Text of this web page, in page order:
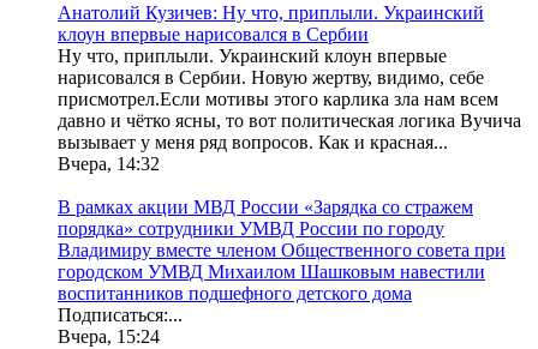
Анатолий Кузичев: Ну что, приплыли. Украинский
клоун впервые нарисовался в Сербии
Ну что, приплыли. Украинский клоун впервые
нарисовался в Сербии. Новую жертву, видимо, себе
присмотрел.Если мотивы этого карлика зла нам всем
давно и чётко ясны, то вот политическая логика Вучича
вызывает у меня ряд вопросов. Как и красная...
Вчера, 14:32
В рамках акции МВД России «Зарядка со стражем
порядка» сотрудники УМВД России по городу
Владимиру вместе членом Общественного совета при
городском УМВД Михаилом Шашковым навестили
воспитанников подшефного детского дома
Подписаться:...
Вчера, 15:24